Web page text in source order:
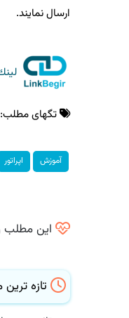
ارسال نمایند.
لینك
تگهای مطلب:
آموزش اپراتور
این مطلب
تازه ترین